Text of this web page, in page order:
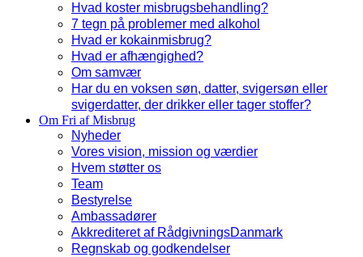
Hvad koster misbrugsbehandling?
7 tegn på problemer med alkohol
Hvad er kokainmisbrug?
Hvad er afhængighed?
Om samvær
Har du en voksen søn, datter, svigersøn eller
svigerdatter, der drikker eller tager stoffer?
Om Fri af Misbrug
Nyheder
Vores vision, mission og værdier
Hvem støtter os
Team
Bestyrelse
Ambassadører
Akkrediteret af RådgivningsDanmark
Regnskab og godkendelser